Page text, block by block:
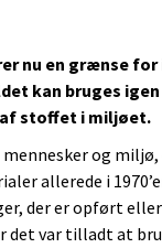
nu en grænse for
kan bruges
stoffet i miljøet.
mennesker og
allerede i
der er opført
det var tilladt at